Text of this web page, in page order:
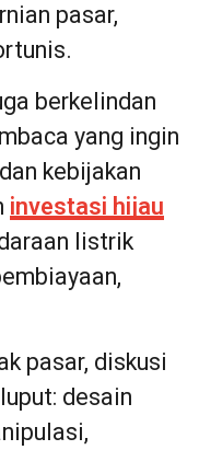
pasar,
berkelindan
yang ingin
kebijakan
investasi hijau
listrik
pasar, diskusi
desain